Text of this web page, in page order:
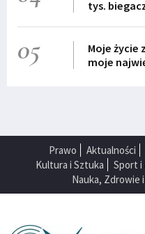
tys.
05
Moje życie
moje
Prawo Aktualności
Kultura i Sztuka
Sport
Nauka, Zdrowie